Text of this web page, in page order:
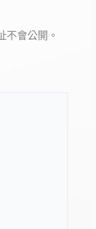
不會公開。